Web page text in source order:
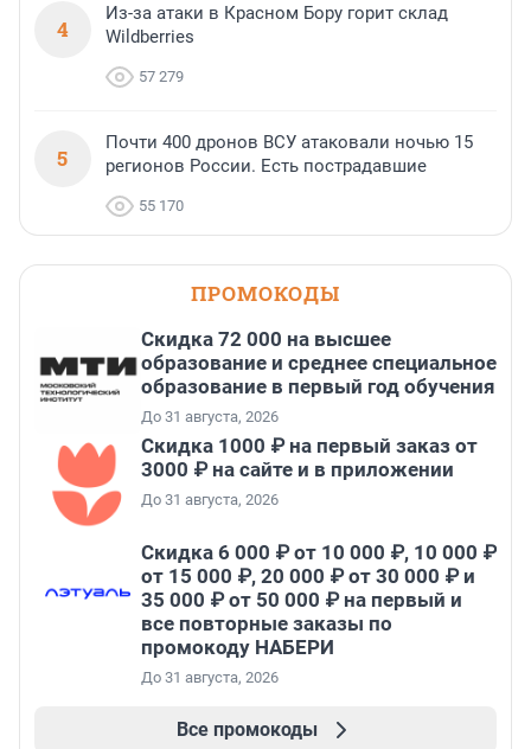
4
Из-за атаки в Красном Бору горит склад
Wildberries
57 279
5
Почти 400 дронов ВСУ атаковали ночью 15
регионов России. Есть пострадавшие
55 170
ПРОМОКОДЫ
Скидка 72 000 на высшее
образование и среднее специальное
образование в первый год обучения
До 31 августа, 2026
Скидка 1000 ₽ на первый заказ от
3000 ₽ на сайте и в приложении
До 31 августа, 2026
Скидка 6 000 ₽ от 10 000 ₽, 10 000 ₽
от 15 000 ₽, 20 000 ₽ от 30 000 ₽ и
35 000 ₽ от 50 000 ₽ на первый и
все повторные заказы по
промокоду НАБЕРИ
До 31 августа, 2026
Все промокоды